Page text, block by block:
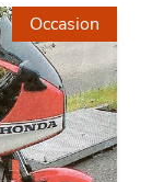
Occasion